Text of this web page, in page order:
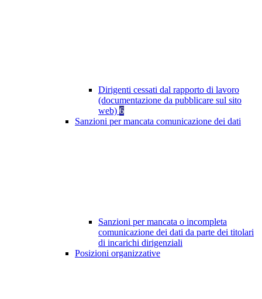
Dirigenti cessati dal rapporto di lavoro
(documentazione da pubblicare sul sito
web) 6
Sanzioni per mancata comunicazione dei dati
Sanzioni per mancata o incompleta
comunicazione dei dati da parte dei titolari
di incarichi dirigenziali
Posizioni organizzative